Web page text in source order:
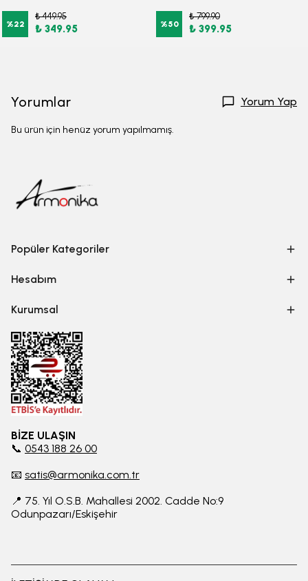
%22
₺ 449.95
₺ 349.95 %50
₺ 799.90
₺ 399.95
Yorumlar Yorum Yap
Bu ürün için henüz yorum yapılmamış.
Popüler Kategoriler
Hesabım
Kurumsal
BİZE ULAŞIN
📞 0543 188 26 00
📧 satis@armonika.com.tr
📍 75. Yıl O.S.B. Mahallesi 2002. Cadde No:9
Odunpazarı/Eskişehir